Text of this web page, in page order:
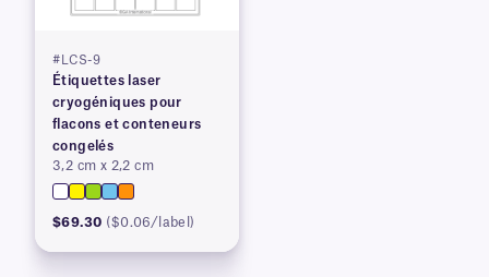
#LCS-9
Étiquettes laser
cryogéniques pour
flacons et conteneurs
congelés
3,2 cm x 2,2 cm
$69.30 ($0.06/label)